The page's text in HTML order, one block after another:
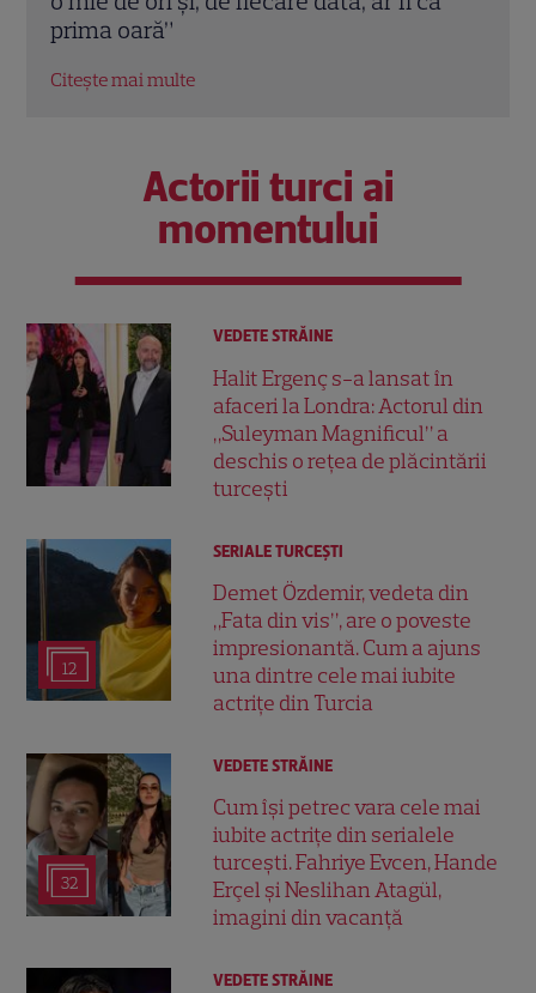
Actorii turci ai
momentului
VEDETE STRĂINE
Halit Ergenç s-a lansat în
afaceri la Londra: Actorul din
„Suleyman Magnificul” a
deschis o rețea de plăcintării
turcești
12
SERIALE TURCEŞTI
Demet Özdemir, vedeta din
„Fata din vis”, are o poveste
impresionantă. Cum a ajuns
una dintre cele mai iubite
actrițe din Turcia
32
VEDETE STRĂINE
Cum își petrec vara cele mai
iubite actrițe din serialele
turcești. Fahriye Evcen, Hande
Erçel și Neslihan Atagül,
imagini din vacanță
VEDETE STRĂINE